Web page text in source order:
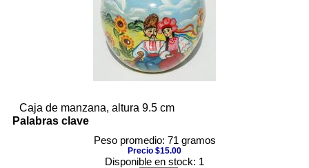
Caja de manzana, altura 9.5 cm
Palabras clave
Peso promedio: 71 gramos
Precio $15.00
Disponible en stock: 1